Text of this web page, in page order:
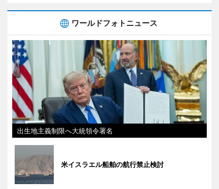
ワールドフォトニュース
出生地主義制限へ大統領令署名
米イスラエル船舶の航行禁止検討